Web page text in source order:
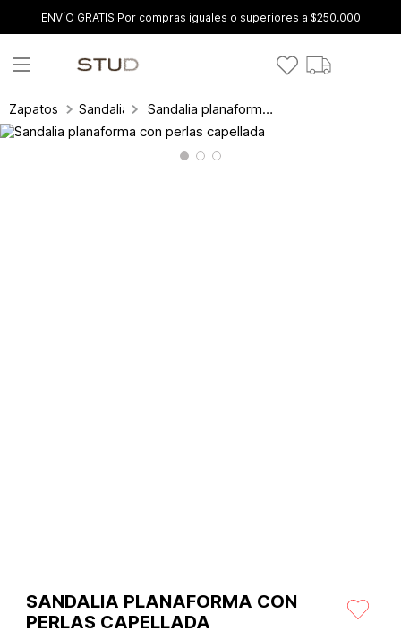
ENVÍO GRATIS Por compras iguales o superiores a $250.000
Zapatos Sandalias Sandalia planaforma con perlas capellada
SANDALIA PLANAFORMA CON
PERLAS CAPELLADA